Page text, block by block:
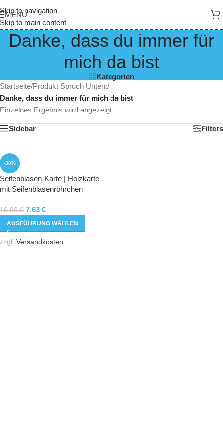
Skip to navigation
Skip to main content
MENÜ
Danke, dass du immer für
mich da bist
Kategorien
Startseite/Produkt Spruch Unten:/
Danke, dass du immer für mich da bist
Einzelnes Ergebnis wird angezeigt
Sidebar Filters
-30%
Seifenblasen-Karte | Holzkarte
mit Seifenblasenröhrchen
10,90€ 7,63 €
AUSFÜHRUNG WÄHLEN
zzgl. Versandkosten